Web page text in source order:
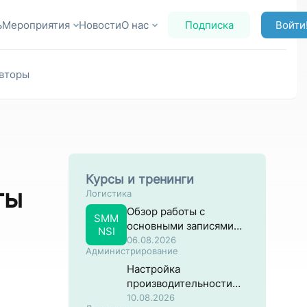
Мероприятия НовостиО нас Подписка
Курсы и тренинги
Логистика
SMM
NSI
Обзор работы с
основными записями
материалов в разрезе
закупок
06.08.2026
Администрирование
Настройка
производительности
систем на основе SAP
10.08.2026